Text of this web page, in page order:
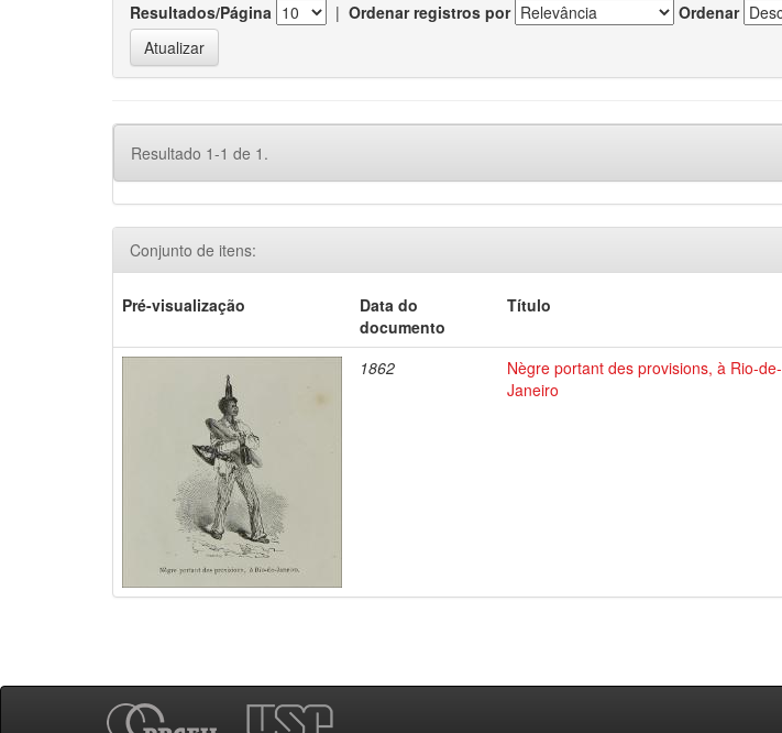
Resultados/Página | Ordenar registros por Ordenar
Resultado 1-1 de 1.
Conjunto de itens:
Pré-visualização
Data do
documento
Título
1862
Nègre portant des provisions, à Rio-de-
Janeiro